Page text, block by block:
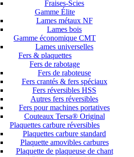
Fraises-Scies
Gamme Élite
Lames métaux NF
Lames bois
Gamme économique CMT
Lames universelles
Fers & plaquettes
Fers de rabotage
Fers de raboteuse
Fers crantés & fers spéciaux
Fers réversibles HSS
Autres fers réversibles
Fers pour machines portatives
Couteaux Tersa® Original
Plaquettes carbure réversibles
Plaquettes carbure standard
Plaquette amovibles carbures
Plaquette de plaqueuse de chant